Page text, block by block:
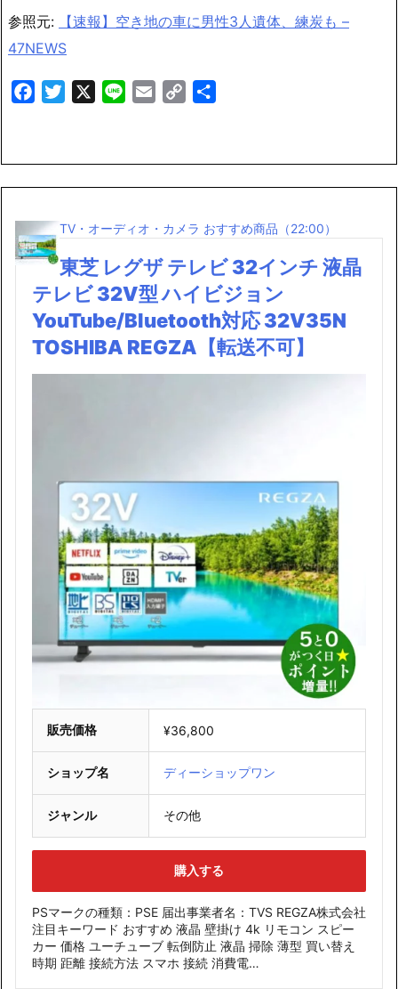
参照元:
【速報】空き地の車に男性3人遺体、練炭も –
47NEWS
FacebookTwitter Line Email
Copy
TV・オーディオ・カメラ おすすめ商品（22:00）
東芝 レグザ テレビ 32インチ 液晶
テレビ 32V型 ハイビジョン
YouTube/Bluetooth対応 32V35N
TOSHIBA REGZA【転送不可】
販売価格 ¥36,800
ショップ名 ディーショップワン
ジャンル その他
購入する
PSマークの種類：PSE 届出事業者名：TVS REGZA株式会社
注目キーワード おすすめ 液晶 壁掛け 4k リモコン スピー
カー 価格 ユーチューブ 転倒防止 液晶 掃除 薄型 買い替え
時期 距離 接続方法 スマホ 接続 消費電…